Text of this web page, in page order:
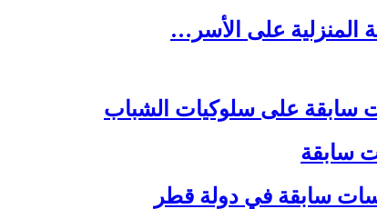
المنزلية على الأسر…
سابقة
سابقة في دولة قطر